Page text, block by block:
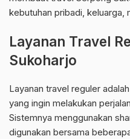
kebutuhan pribadi, keluarga,
Layanan Travel
Sukoharjo
Layanan travel reguler
yang ingin melakukan
Sistemnya menggunakan
digunakan bersama